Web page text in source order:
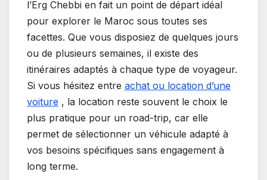
l’Erg Chebbi en fait un point de départ idéal
pour explorer le Maroc sous toutes ses
facettes. Que vous disposiez de quelques jours
ou de plusieurs semaines, il existe des
itinéraires adaptés à chaque type de voyageur.
Si vous hésitez entre achat ou location d’une
voiture , la location reste souvent le choix le
plus pratique pour un road-trip, car elle
permet de sélectionner un véhicule adapté à
vos besoins spécifiques sans engagement à
long terme.